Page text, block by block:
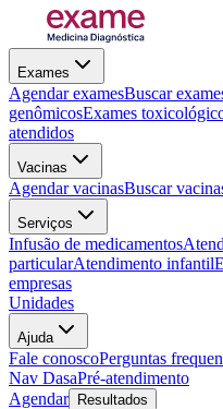
Exames
Agendar examesBuscar
genômicosExames
atendidos
Vacinas
Agendar vacinasBuscar
Serviços
Infusão de medicamentos
particularAtendimento infantil
empresas
Unidades
Ajuda
Fale conoscoPerguntas
Nav DasaPré-atendimento
Agendar
Resultados